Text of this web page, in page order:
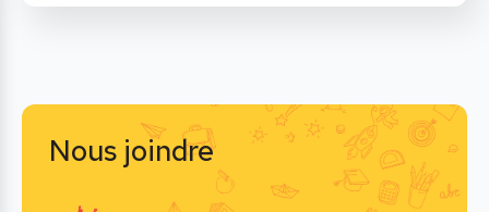
Nous joindre